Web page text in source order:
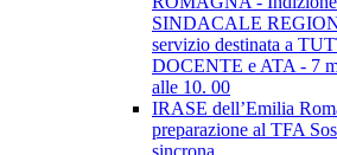
SINDACALE
servizio destinata a
DOCENTE e ATA - 7
alle 10. 00
IRASE dell’Emilia
preparazione al TFA